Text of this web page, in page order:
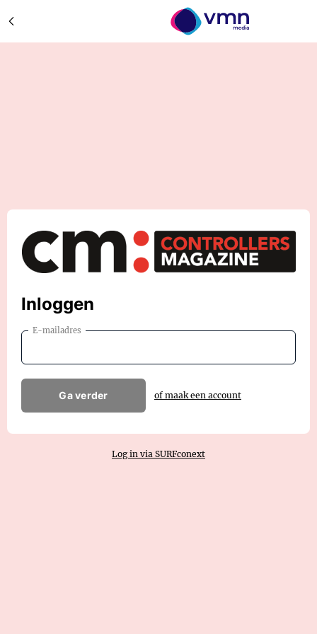
Inloggen
E-mailadres
Ga verder of maak een account
Log in via SURFconext